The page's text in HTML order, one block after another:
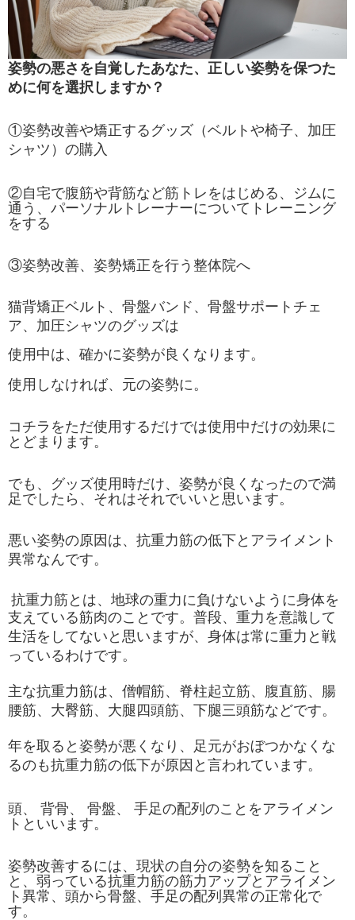
姿勢の悪さを自覚したあなた、正しい姿勢を保つた
めに何を選択しますか？
①姿勢改善や矯正するグッズ（ベルトや椅子、加圧
シャツ）の購入
②自宅で腹筋や背筋など筋トレをはじめる、ジムに
通う、パーソナルトレーナーについてトレーニング
をする
③姿勢改善、姿勢矯正を行う整体院へ
猫背矯正ベルト、骨盤バンド、骨盤サポートチェ
ア、加圧シャツのグッズは
使用中は、確かに姿勢が良くなります。
使用しなければ、元の姿勢に。
コチラをただ使用するだけでは使用中だけの効果に
とどまります。
でも、グッズ使用時だけ、姿勢が良くなったので満
足でしたら、それはそれでいいと思います。
悪い姿勢の原因は、抗重力筋の低下とアライメント
異常なんです。
抗重力筋とは、地球の重力に負けないように身体を
支えている筋肉のことです。 普段、重力を意識して
生活をしてないと思いますが、身体は常に重力と戦
っているわけです。
主な抗重力筋は、僧帽筋、脊柱起立筋、腹直筋、腸
腰筋、大臀筋、大腿四頭筋、下腿三頭筋などです。
年を取ると姿勢が悪くなり、足元がおぼつかなくな
るのも抗重力筋の低下が原因と言われています。
頭、 背骨、 骨盤、 手足の配列のことをアライメン
トといいます。
姿勢改善するには、現状の自分の姿勢を知ること
と、弱っている抗重力筋の筋力アップとアライメン
ト異常、頭から骨盤、手足の配列異常の正常化で
す。